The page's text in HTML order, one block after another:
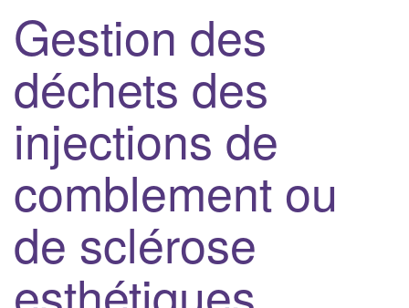
Gestion des
déchets des
injections de
comblement ou
de sclérose